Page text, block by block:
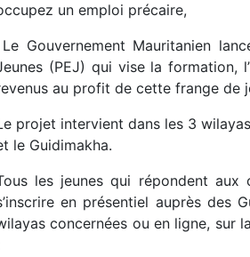
un emploi précaire,
Le Gouvernement Mauritanien
(PEJ) qui vise la formation,
au profit de cette frange de
projet intervient dans les 3
le Guidimakha.
les jeunes qui répondent
en présentiel auprès des
concernées ou en ligne, sur